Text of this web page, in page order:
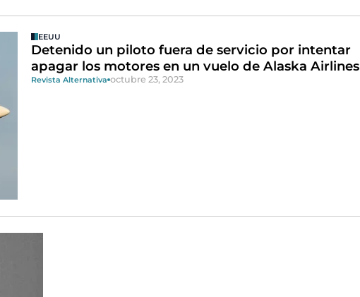
EEUU
Detenido un piloto fuera de servicio por intentar
apagar los motores en un vuelo de Alaska Airlines
Revista Alternativa octubre 23, 2023